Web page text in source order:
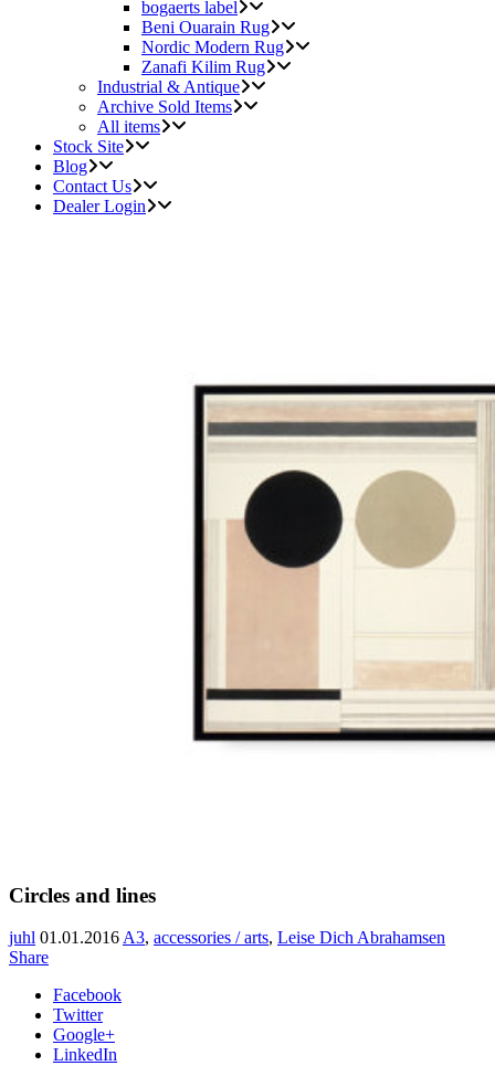
bogaerts label
Beni Ouarain Rug
Nordic Modern Rug
Zanafi Kilim Rug
Industrial & Antique
Archive Sold Items
All items
Stock Site
Blog
Contact Us
Dealer Login
Circles and lines
juhl 01.01.2016A3, accessories / arts, Leise Dich Abrahamsen
Share
Facebook
Twitter
Google+
LinkedIn